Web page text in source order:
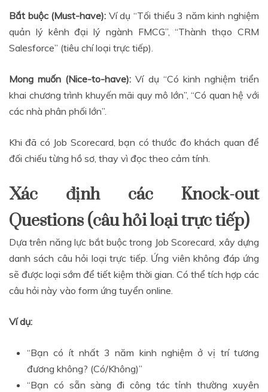
Bắt buộc (Must-have): Ví dụ “Tối thiểu 3 năm kinh nghiệm
quản lý kênh đại lý ngành FMCG”, “Thành thạo CRM
Salesforce” (tiêu chí loại trực tiếp).
Mong muốn (Nice-to-have): Ví dụ “Có kinh nghiệm triển
khai chương trình khuyến mãi quy mô lớn”, “Có quan hệ với
các nhà phân phối lớn”.
Khi đã có Job Scorecard, bạn có thước đo khách quan để
đối chiếu từng hồ sơ, thay vì đọc theo cảm tính.
Xác định các Knock-out
Questions (câu hỏi loại trực tiếp)
Dựa trên năng lực bắt buộc trong Job Scorecard, xây dựng
danh sách câu hỏi loại trực tiếp. Ứng viên không đáp ứng
sẽ được loại sớm để tiết kiệm thời gian. Có thể tích hợp các
câu hỏi này vào form ứng tuyển online.
Ví dụ:
“Bạn có ít nhất 3 năm kinh nghiệm ở vị trí tương
đương không? (Có/Không)”
“Bạn có sẵn sàng đi công tác tỉnh thường xuyên